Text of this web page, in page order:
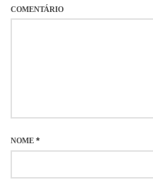
COMENTÁRIO
NOME *